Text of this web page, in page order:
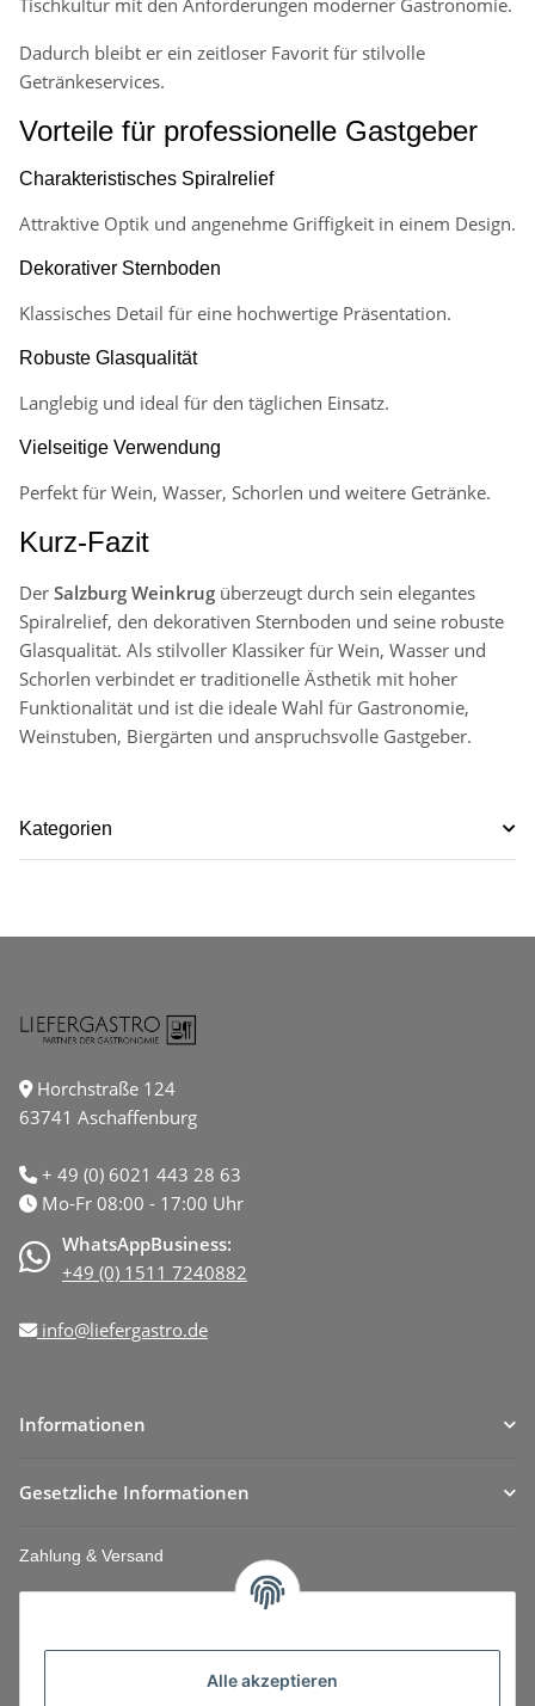
Alle akzeptieren
Tischkultur mit den Anforderungen moderner Gastronomie.
Dadurch bleibt er ein zeitloser Favorit für stilvolle
Getränkeservices.
Vorteile für professionelle Gastgeber
Charakteristisches Spiralrelief
Attraktive Optik und angenehme Griffigkeit in einem Design.
Dekorativer Sternboden
Klassisches Detail für eine hochwertige Präsentation.
Robuste Glasqualität
Langlebig und ideal für den täglichen Einsatz.
Vielseitige Verwendung
Perfekt für Wein, Wasser, Schorlen und weitere Getränke.
Kurz-Fazit
Der Salzburg Weinkrug überzeugt durch sein elegantes
Spiralrelief, den dekorativen Sternboden und seine robuste
Glasqualität. Als stilvoller Klassiker für Wein, Wasser und
Schorlen verbindet er traditionelle Ästhetik mit hoher
Funktionalität und ist die ideale Wahl für Gastronomie,
Weinstuben, Biergärten und anspruchsvolle Gastgeber.
Kategorien
Horchstraße 124
63741 Aschaffenburg
+ 49 (0) 6021 443 28 63
Mo-Fr 08:00 - 17:00 Uhr
WhatsAppBusiness:
+49 (0) 1511 7240882
info@liefergastro.de
Informationen
Gesetzliche Informationen
Zahlung & Versand